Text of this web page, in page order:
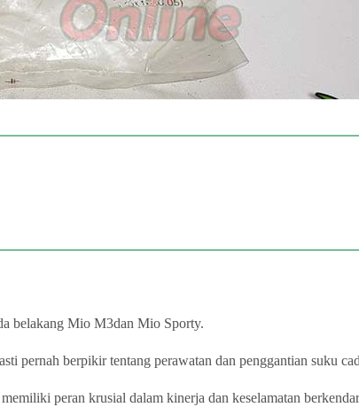
belakang Mio M3dan Mio Sporty.
berpikir tentang perawatan dan penggantian suku
peran krusial dalam kinerja dan keselamatan